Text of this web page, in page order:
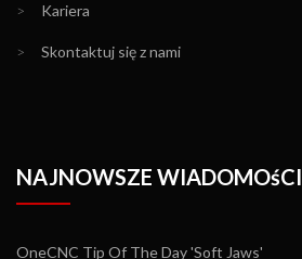
> Kariera
> Skontaktuj się z nami
NAJNOWSZE WIADOMOśCI
OneCNC Tip Of The Day 'Soft Jaws'